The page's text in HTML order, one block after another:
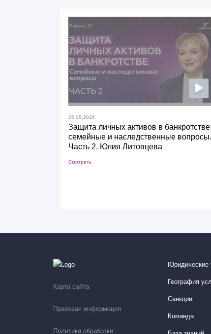
25.05.2026
Защита личных активов в банкротстве:
семейные и наследственные вопросы.
Часть 2. Юлия Литовцева
Смотреть
Карта сайта
Правовая информация
Политика обработки
Юридические
География
Санкции
Команда